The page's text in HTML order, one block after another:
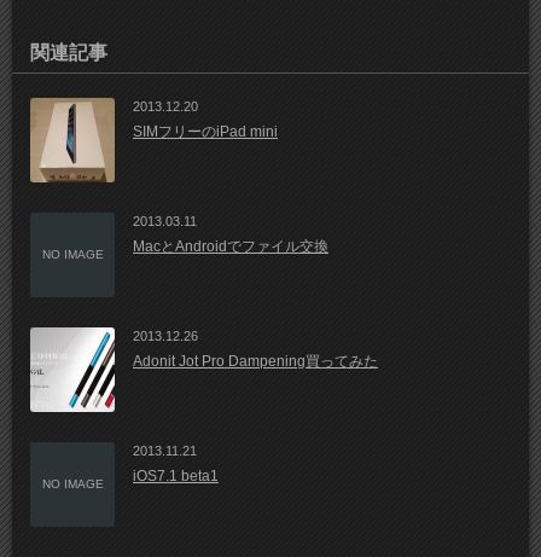
関連記事
2013.12.20
SIMフリーのiPad mini
NO IMAGE
2013.03.11
MacとAndroidでファイル交換
2013.12.26
Adonit Jot Pro Dampening買ってみた
NO IMAGE
2013.11.21
iOS7.1 beta1